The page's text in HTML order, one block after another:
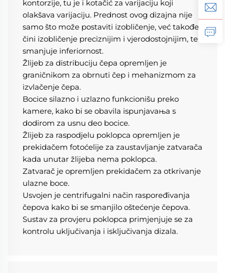
kontorzije, tu je i kotačić za varijaciju koji
olakšava varijaciju. Prednost ovog dizajna nije
samo što može postaviti izobličenje, već također
čini izobličenje preciznijim i vjerodostojnijim, te
smanjuje inferiornost.
Žlijeb za distribuciju čepa opremljen je
graničnikom za obrnuti čep i mehanizmom za
izvlačenje čepa.
Bocice silazno i uzlazno funkcionišu preko
kamere, kako bi se obavila ispunjavaњa s
dodirom za usnu deo bocice.
Žlijeb za raspodjelu poklopca opremljen je
prekidačem fotoćelije za zaustavljanje zatvarača
kada unutar žlijeba nema poklopca.
Zatvarač je opremljen prekidačem za otkrivanje
ulazne boce.
Usvojen je centrifugalni način raspoređivanja
čepova kako bi se smanjilo oštećenje čepova.
Sustav za provjeru poklopca primjenjuje se za
kontrolu uključivanja i isključivanja dizala.